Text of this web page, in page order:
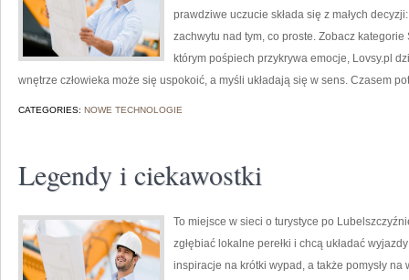
prawdziwe uczucie składa się z małych
zachwytu nad tym, co proste. Zobacz
którym pośpiech przykrywa emocje, Lovsy.pl
wnętrze człowieka może się uspokoić, a myśli układają się w sens. Czasem
CATEGORIES: NOWE TECHNOLOGIE
Legendy i ciekawostki
To miejsce w sieci o turystyce po
zgłębiać lokalne perełki i chcą układać
inspiracje na krótki wypad, a także pomysły